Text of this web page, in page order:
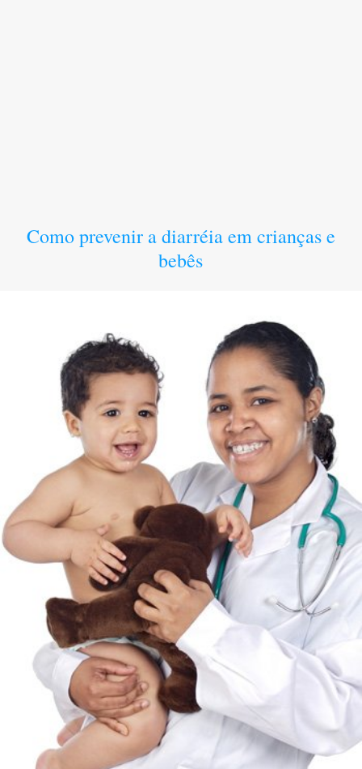
Como prevenir a diarréia em crianças e
bebês